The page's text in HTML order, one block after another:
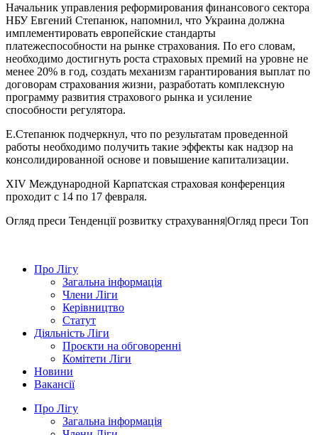
Начальник управления реформирования финансового сектора
НБУ Евгений Степанюк, напомнил, что Украина должна
имплементировать европейские стандарты
платежеспособности на рынке страхования. По его словам,
необходимо достигнуть роста страховых премий на уровне не
менее 20% в год, создать механизм гарантирования выплат по
договорам страхования жизни, разработать комплексную
программу развития страхового рынка и усиление
способности регулятора.
Е.Степанюк подчеркнул, что по результатам проведенной
работы необходимо получить такие эффекты как надзор на
консолидированной основе и повышение капитализации.
XIV Международной Карпатская страховая конференция
проходит с 14 по 17 февраля.
Огляд преси Тенденції розвитку страхування|Огляд преси Топ
Про Лігу
Загальна інформація
Члени Ліги
Керівництво
Статут
Діяльність Ліги
Проєкти на обговоренні
Комітети Ліги
Новини
Вакансії
Про Лігу
Загальна інформація